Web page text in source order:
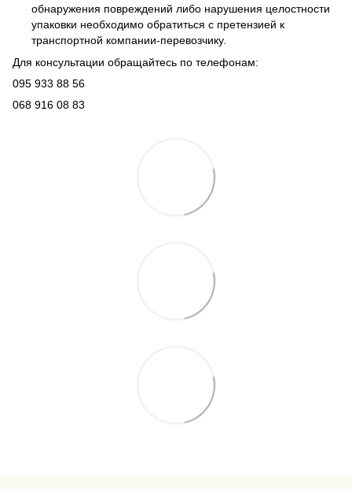
обнаружения повреждений либо нарушения целостности
упаковки необходимо обратиться с претензией к
транспортной компании-перевозчику.
Для консультации обращайтесь по телефонам:
095 933 88 56
068 916 08 83